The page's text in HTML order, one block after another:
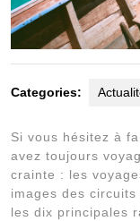
Categories:
Si vous hésitez à
avez toujours
crainte : les
images des circuits
les dix principales